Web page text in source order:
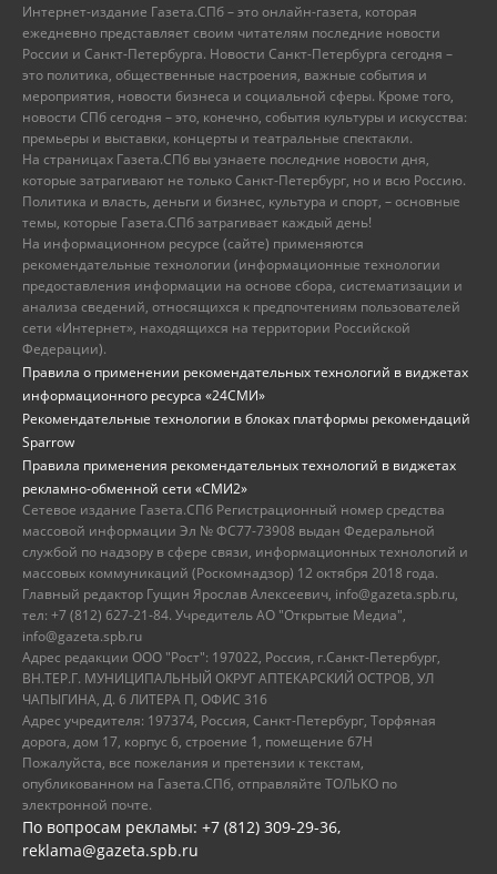
Интернет-издание Газета.СПб – это онлайн-газета, которая
ежедневно представляет своим читателям последние новости
России и Санкт-Петербурга. Новости Санкт-Петербурга сегодня –
это политика, общественные настроения, важные события и
мероприятия, новости бизнеса и социальной сферы. Кроме того,
новости СПб сегодня – это, конечно, события культуры и искусства:
премьеры и выставки, концерты и театральные спектакли.
На страницах Газета.СПб вы узнаете последние новости дня,
которые затрагивают не только Санкт-Петербург, но и всю Россию.
Политика и власть, деньги и бизнес, культура и спорт, – основные
темы, которые Газета.СПб затрагивает каждый день!
На информационном ресурсе (сайте) применяются
рекомендательные технологии (информационные технологии
предоставления информации на основе сбора, систематизации и
анализа сведений, относящихся к предпочтениям пользователей
сети «Интернет», находящихся на территории Российской
Федерации).
Правила о применении рекомендательных технологий в виджетах
информационного ресурса «24СМИ»
Рекомендательные технологии в блоках платформы рекомендаций
Sparrow
Правила применения рекомендательных технологий в виджетах
рекламно-обменной сети «СМИ2»
Сетевое издание Газета.СПб Регистрационный номер средства
массовой информации Эл № ФС77-73908 выдан Федеральной
службой по надзору в сфере связи, информационных технологий и
массовых коммуникаций (Роскомнадзор) 12 октября 2018 года.
Главный редактор Гущин Ярослав Алексеевич, info@gazeta.spb.ru,
тел: +7 (812) 627-21-84. Учредитель АО "Открытые Медиа",
info@gazeta.spb.ru
Адрес редакции ООО "Рост": 197022, Россия, г.Санкт-Петербург,
ВН.ТЕР.Г. МУНИЦИПАЛЬНЫЙ ОКРУГ АПТЕКАРСКИЙ ОСТРОВ, УЛ
ЧАПЫГИНА, Д. 6 ЛИТЕРА П, ОФИС 316
Адрес учредителя: 197374, Россия, Санкт-Петербург, Торфяная
дорога, дом 17, корпус 6, строение 1, помещение 67Н
Пожалуйста, все пожелания и претензии к текстам,
опубликованном на Газета.СПб, отправляйте ТОЛЬКО по
электронной почте.
По вопросам рекламы: +7 (812) 309-29-36,
reklama@gazeta.spb.ru